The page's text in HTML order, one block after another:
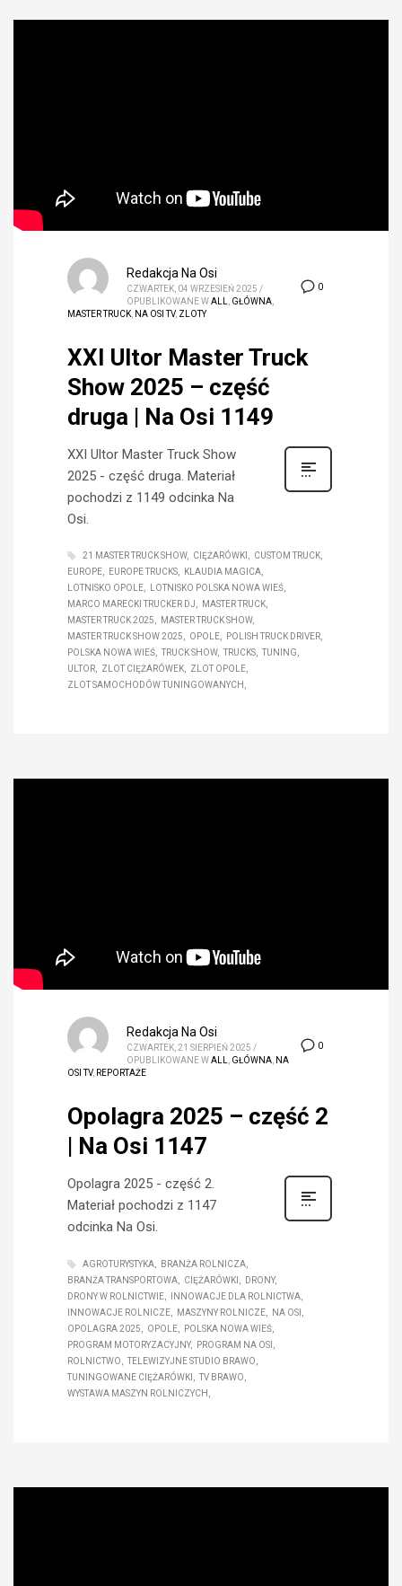
0
Redakcja Na Osi
CZWARTEK, 04 WRZESIEŃ 2025 /
OPUBLIKOWANE WALL GŁÓWNA
MASTER TRUCK NA OSI TV, ZLOTY
XXI Ultor Master Truck
Show 2025 – część
druga | Na Osi 1149
XXI Ultor Master Truck Show
2025 - część druga. Materiał
pochodzi z 1149 odcinka Na
Osi.
21 MASTER TRUCK SHOW CIĘŻARÓWKI
CUSTOM TRUCK
EUROPE
EUROPE TRUCKS
KLAUDIA MAGICA
LOTNISKO OPOLE
LOTNISKO POLSKA NOWA WIEŚ
MARCO MARECKI TRUCKER DJ
MASTER TRUCK
MASTER TRUCK 2025
MASTER TRUCK SHOW
MASTER TRUCK SHOW 2025
OPOLE
POLISH TRUCK DRIVER
POLSKA NOWA WIEŚ
TRUCK SHOW TRUCKS
TUNING
ULTOR
ZLOT CIĘŻARÓWEK
ZLOT OPOLE
ZLOT SAMOCHODÓW TUNINGOWANYCH
0
Redakcja Na Osi
CZWARTEK, 21 SIERPIEŃ 2025 /
OPUBLIKOWANE WALL GŁÓWNA NA
OSI TV, REPORTAŻE
Opolagra 2025 – część 2
| Na Osi 1147
Opolagra 2025 - część 2.
Materiał pochodzi z 1147
odcinka Na Osi.
AGROTURYSTYKA
BRANŻA ROLNICZA
BRANŻA TRANSPORTOWA
CIĘŻARÓWKI
DRONY
DRONY W ROLNICTWIE
INNOWACJE DLA ROLNICTWA
INNOWACJE ROLNICZE
MASZYNY ROLNICZE
NA OSI
OPOLAGRA 2025
OPOLE
POLSKA NOWA WIEŚ
PROGRAM MOTORYZACYJNY
PROGRAM NA OSI
ROLNICTWO
TELEWIZYJNE STUDIO BRAWO
TUNINGOWANE CIĘŻARÓWKI
TV BRAWO
WYSTAWA MASZYN ROLNICZYCH